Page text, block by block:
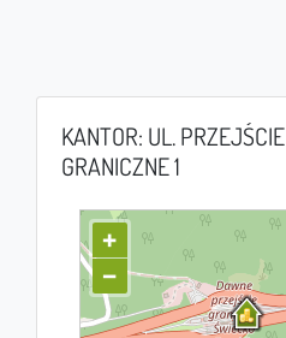
KANTOR: UL. PRZEJŚCIE
GRANICZNE 1
+
−